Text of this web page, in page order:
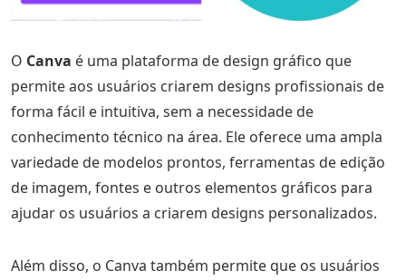
O Canva é uma plataforma de design gráfico que
permite aos usuários criarem designs profissionais de
forma fácil e intuitiva, sem a necessidade de
conhecimento técnico na área. Ele oferece uma ampla
variedade de modelos prontos, ferramentas de edição
de imagem, fontes e outros elementos gráficos para
ajudar os usuários a criarem designs personalizados.
Além disso, o Canva também permite que os usuários